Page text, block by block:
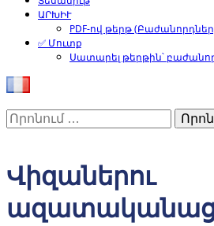
ԱՐԽԻՒ
PDF-ով թերթ
✅ Մուտք
Սատարել թերթին՝
Որոնել՝
Վիզաներու